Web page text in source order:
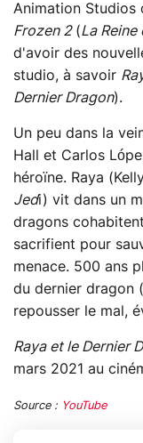
Animation Studios
Frozen 2 (La Reine
d'avoir des
studio, à savoir
Dernier Dragon).
Un peu dans la
Hall et Carlos
héroïne. Raya
Jedi) vit dans un
dragons
sacrifient pour
menace. 500 ans
du dernier dragon
repousser le mal,
Raya et le Dernier
mars 2021 au
Source : YouTube